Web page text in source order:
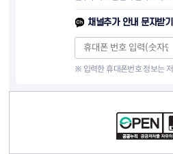
채널추가 안내 문자받기
※ 입력한 휴대폰번호 정보는